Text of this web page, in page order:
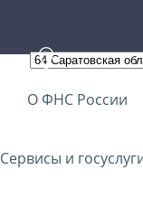
О ФНС России
Сервисы и